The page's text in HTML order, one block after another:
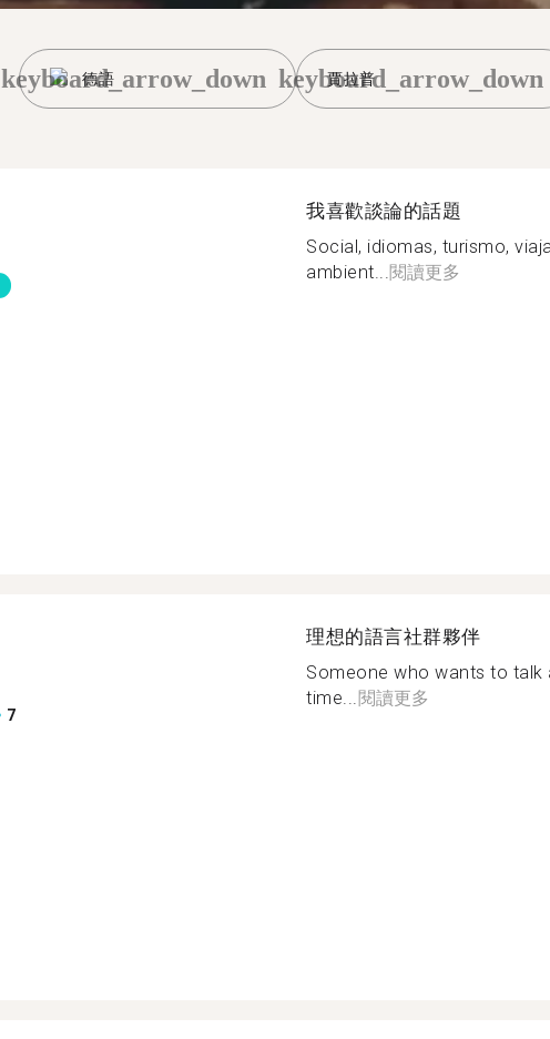
德語
keyboard_arrow_down 賈拉普
keyboard_arrow_down
我喜歡談論的話題
Social, idiomas, turismo,
ambient...閱讀更多
7
理想的語言社群夥伴
Someone who wants to
time...閱讀更多